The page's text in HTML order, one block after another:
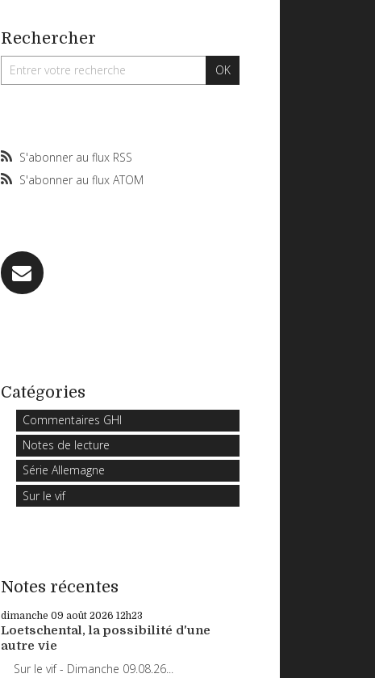
Rechercher
S'abonner au flux RSS
S'abonner au flux ATOM
Catégories
Commentaires GHI
Notes de lecture
Série Allemagne
Sur le vif
Notes récentes
dimanche 09 août 2026 12h23
Loetschental, la possibilité d'une
autre vie
Sur le vif - Dimanche 09.08.26...